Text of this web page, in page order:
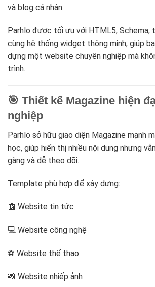
và blog cá nhân.
Parhlo được tối ưu với HTML5, Schema,
cùng hệ thống widget thông minh, giúp
dựng một website chuyên nghiệp mà
trình.
🎯 Thiết kế Magazine hiện
nghiệp
Parhlo sở hữu giao diện Magazine mạnh
học, giúp hiển thị nhiều nội dung nhưng
gàng và dễ theo dõi.
Template phù hợp để xây dựng:
📰 Website tin tức
💻 Website công nghệ
⚽ Website thể thao
📸 Website nhiếp ảnh